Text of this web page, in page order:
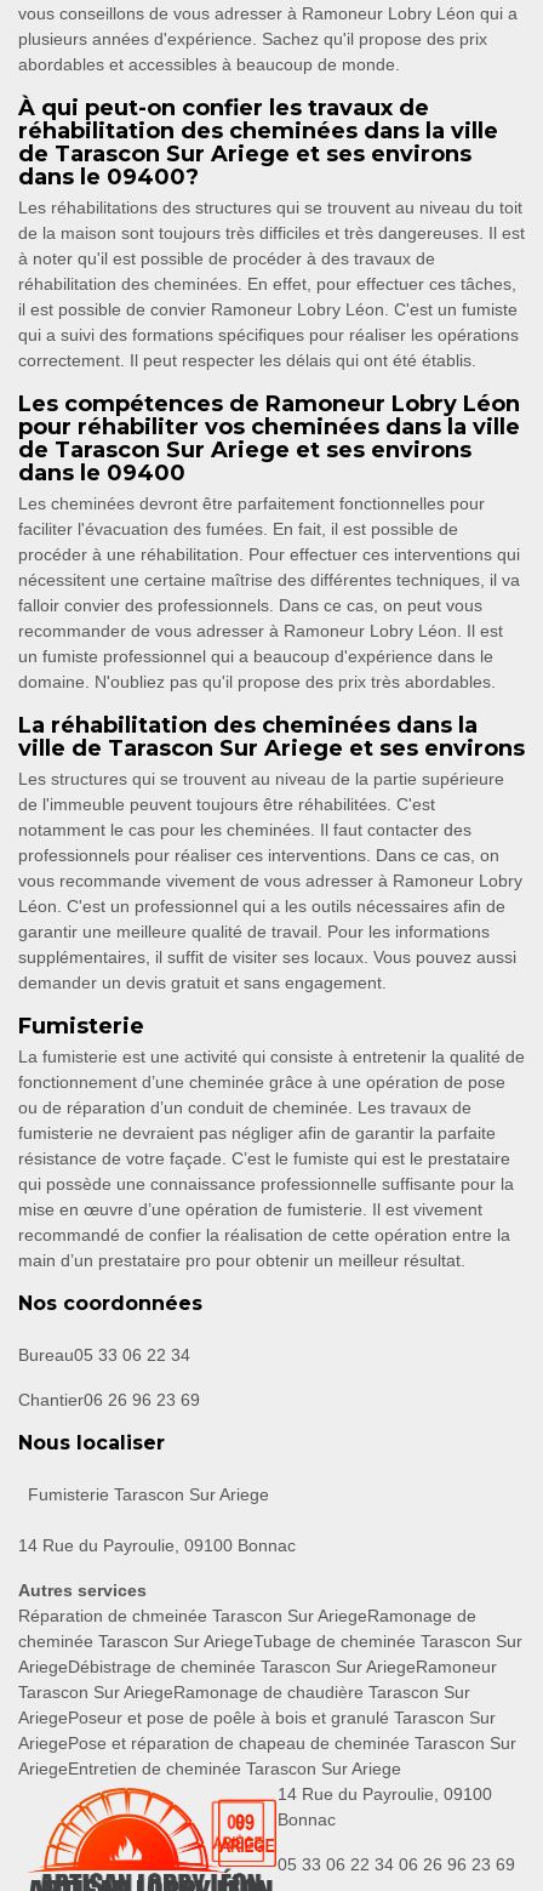
vous conseillons de vous adresser à Ramoneur Lobry Léon qui a
plusieurs années d'expérience. Sachez qu'il propose des prix
abordables et accessibles à beaucoup de monde.
À qui peut-on confier les travaux de
réhabilitation des cheminées dans la ville
de Tarascon Sur Ariege et ses environs
dans le 09400?
Les réhabilitations des structures qui se trouvent au niveau du toit
de la maison sont toujours très difficiles et très dangereuses. Il est
à noter qu'il est possible de procéder à des travaux de
réhabilitation des cheminées. En effet, pour effectuer ces tâches,
il est possible de convier Ramoneur Lobry Léon. C'est un fumiste
qui a suivi des formations spécifiques pour réaliser les opérations
correctement. Il peut respecter les délais qui ont été établis.
Les compétences de Ramoneur Lobry Léon
pour réhabiliter vos cheminées dans la ville
de Tarascon Sur Ariege et ses environs
dans le 09400
Les cheminées devront être parfaitement fonctionnelles pour
faciliter l'évacuation des fumées. En fait, il est possible de
procéder à une réhabilitation. Pour effectuer ces interventions qui
nécessitent une certaine maîtrise des différentes techniques, il va
falloir convier des professionnels. Dans ce cas, on peut vous
recommander de vous adresser à Ramoneur Lobry Léon. Il est
un fumiste professionnel qui a beaucoup d'expérience dans le
domaine. N'oubliez pas qu'il propose des prix très abordables.
La réhabilitation des cheminées dans la
ville de Tarascon Sur Ariege et ses environs
Les structures qui se trouvent au niveau de la partie supérieure
de l'immeuble peuvent toujours être réhabilitées. C'est
notamment le cas pour les cheminées. Il faut contacter des
professionnels pour réaliser ces interventions. Dans ce cas, on
vous recommande vivement de vous adresser à Ramoneur Lobry
Léon. C'est un professionnel qui a les outils nécessaires afin de
garantir une meilleure qualité de travail. Pour les informations
supplémentaires, il suffit de visiter ses locaux. Vous pouvez aussi
demander un devis gratuit et sans engagement.
Fumisterie
La fumisterie est une activité qui consiste à entretenir la qualité de
fonctionnement d’une cheminée grâce à une opération de pose
ou de réparation d’un conduit de cheminée. Les travaux de
fumisterie ne devraient pas négliger afin de garantir la parfaite
résistance de votre façade. C’est le fumiste qui est le prestataire
qui possède une connaissance professionnelle suffisante pour la
mise en œuvre d’une opération de fumisterie. Il est vivement
recommandé de confier la réalisation de cette opération entre la
main d’un prestataire pro pour obtenir un meilleur résultat.
Nos coordonnées
Bureau05 33 06 22 34
Chantier06 26 96 23 69
Nous localiser
Fumisterie Tarascon Sur Ariege
14 Rue du Payroulie, 09100 Bonnac
Autres services
Réparation de chmeinée Tarascon Sur AriegeRamonage de
cheminée Tarascon Sur AriegeTubage de cheminée Tarascon Sur
AriegeDébistrage de cheminée Tarascon Sur AriegeRamoneur
Tarascon Sur AriegeRamonage de chaudière Tarascon Sur
AriegePoseur et pose de poêle à bois et granulé Tarascon Sur
AriegePose et réparation de chapeau de cheminée Tarascon Sur
AriegeEntretien de cheminée Tarascon Sur Ariege
14 Rue du Payroulie, 09100
Bonnac
05 33 06 22 34 06 26 96 23 69